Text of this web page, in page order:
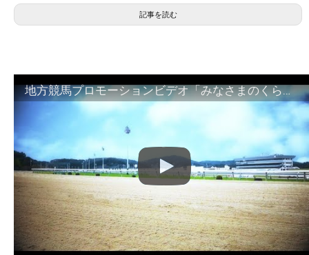
記事を読む
地方競馬プロモーションビデオ「みなさまのくらしのために」30秒篇｜NAR公式